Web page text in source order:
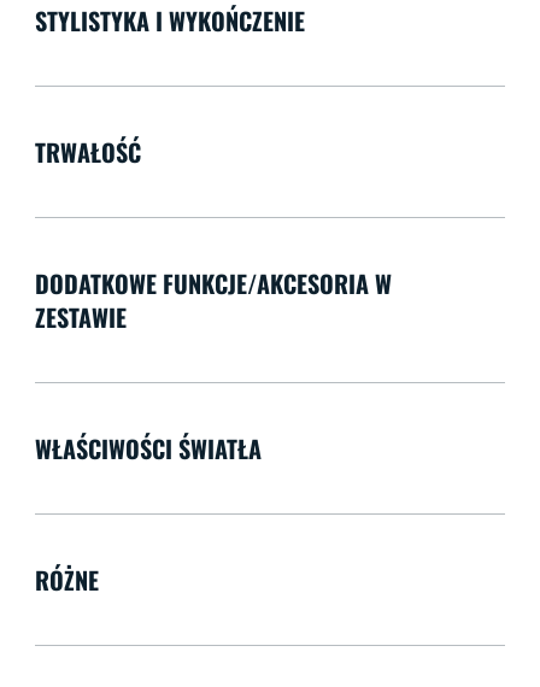
STYLISTYKA I WYKOŃCZENIE
TRWAŁOŚĆ
DODATKOWE FUNKCJE/AKCESORIA W
ZESTAWIE
WŁAŚCIWOŚCI ŚWIATŁA
RÓŻNE